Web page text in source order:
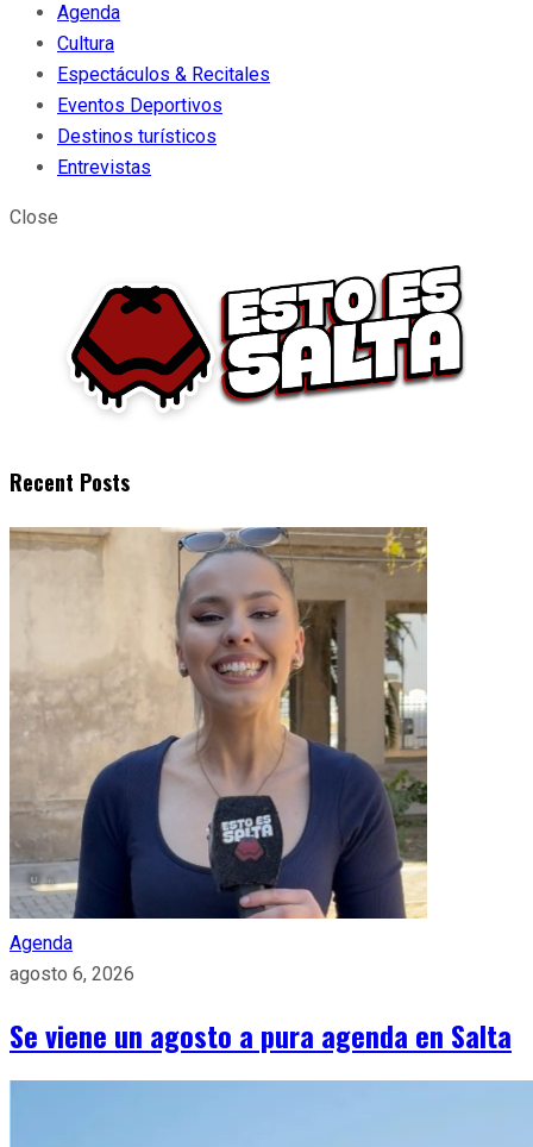
Agenda
Cultura
Espectáculos & Recitales
Eventos Deportivos
Destinos turísticos
Entrevistas
Close
Recent Posts
Agenda
agosto 6, 2026
Se viene un agosto a pura agenda en Salta